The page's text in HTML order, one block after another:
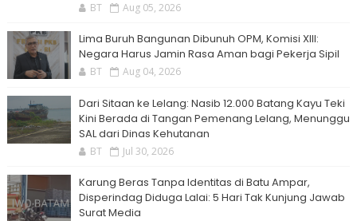
BT Aug 05, 2026
Lima Buruh Bangunan Dibunuh OPM, Komisi XIII:
Negara Harus Jamin Rasa Aman bagi Pekerja Sipil
BT Aug 04, 2026
Dari Sitaan ke Lelang: Nasib 12.000 Batang Kayu Teki
Kini Berada di Tangan Pemenang Lelang, Menunggu
SAL dari Dinas Kehutanan
BT Jul 30, 2026
Karung Beras Tanpa Identitas di Batu Ampar,
Disperindag Diduga Lalai: 5 Hari Tak Kunjung Jawab
Surat Media